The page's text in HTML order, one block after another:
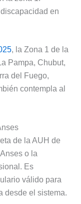
en
, la Zona 1 de la
Pampa, Chubut,
del Fuego,
contempla al
de la AUH de
o la
Es
válido para
desde el sistema.